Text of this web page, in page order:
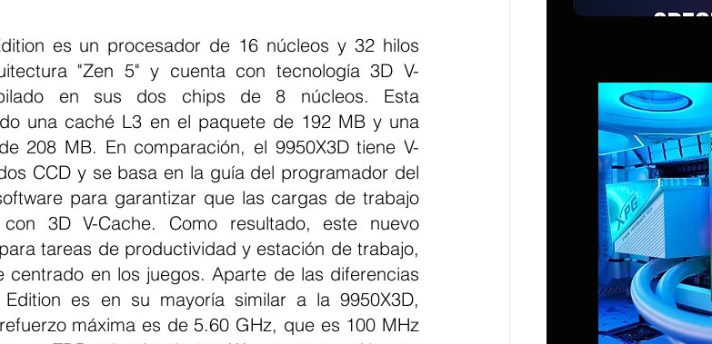
"Zen 5" y cuenta con tecnología 3D V-
en sus dos chips de 8 núcleos. Esta
una caché L3 en el paquete de 192 MB y una
208 MB. En comparación, el 9950X3D tiene V-
CCD y se basa en la guía del programador del
para garantizar que las cargas de trabajo
3D V-Cache. Como resultado, este nuevo
tareas de productividad y estación de trabajo,
centrado en los juegos. Aparte de las diferencias
es en su mayoría similar a la 9950X3D,
máxima es de 5.60 GHz, que es 100 MHz